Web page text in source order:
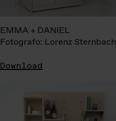
EMMA + DANIEL
Fotografo: Lorenz Sternbach
Download